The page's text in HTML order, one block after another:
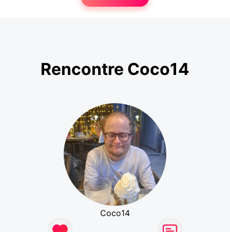
Rencontre Coco14
Coco14